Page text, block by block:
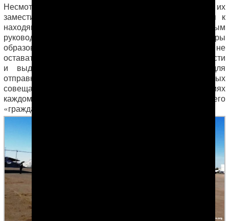
Несмотря на все вышесказанное, губернаторы и их
заместители, тем не менее, усиливают требования к
находящимся в их подчинении хозяйственным
руководителям, заведующим учреждениями сферы
образования, здравоохранения, культуры, спорта «не
оставаться в стороне от дела государственной важности
и выделить максимальное количество людей для
отправки на хлопок». Кроме того, на ежедневных
совещаниях в областных и районных администрациях
каждому руководителю непременно напоминается о его
«гражданском долге» и «патриотизме».